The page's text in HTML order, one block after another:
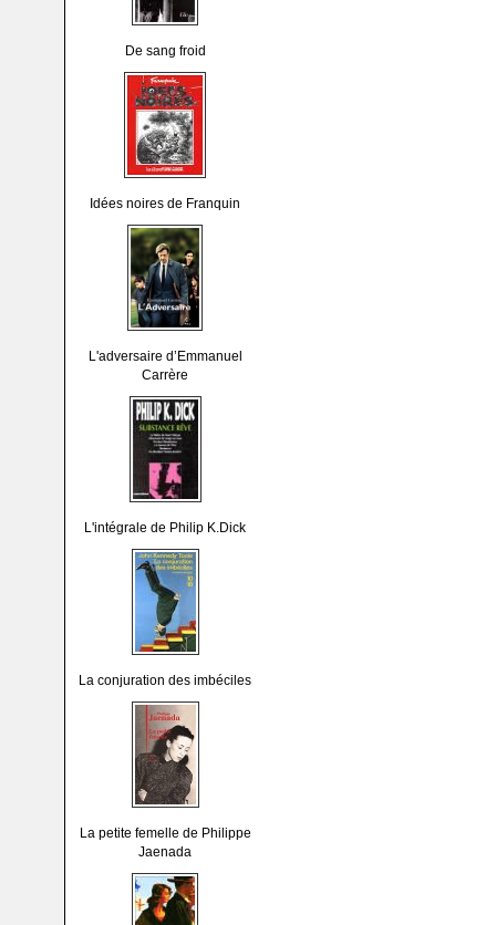
De sang froid
Idées noires de Franquin
L'adversaire d’Emmanuel
Carrère
L'intégrale de Philip K.Dick
La conjuration des imbéciles
La petite femelle de Philippe
Jaenada